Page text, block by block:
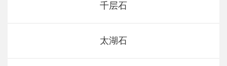
千层石
太湖石